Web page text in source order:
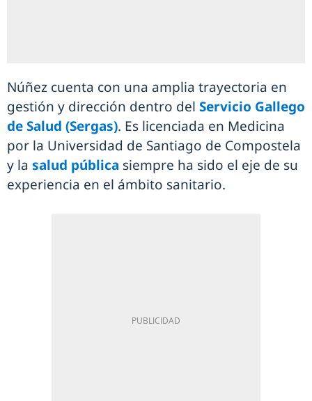
Núñez cuenta con una amplia trayectoria en
gestión y dirección dentro del Servicio Gallego
de Salud (Sergas). Es licenciada en Medicina
por la Universidad de Santiago de Compostela
y la salud pública siempre ha sido el eje de su
experiencia en el ámbito sanitario.